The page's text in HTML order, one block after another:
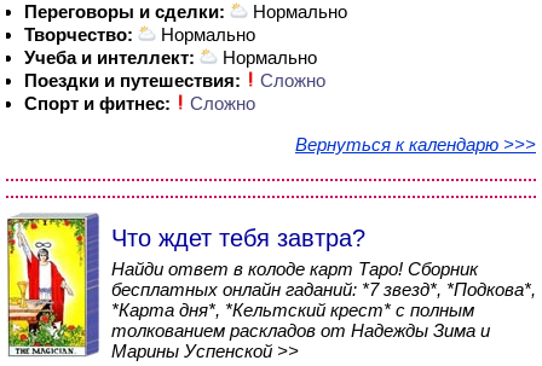
Переговоры и сделки:
Нормально
Творчество:
Нормально
Учеба и интеллект:
Нормально
Поездки и путешествия:
Сложно
Спорт и фитнес:
Сложно
Вернуться к календарю >>>
Что ждет тебя завтра?
Найди ответ в колоде карт Таро! Сборник
бесплатных онлайн гаданий: *7 звезд*, *Подкова*,
*Карта дня*, *Кельтский крест* с полным
толкованием раскладов от Надежды Зима и
Марины Успенской >>